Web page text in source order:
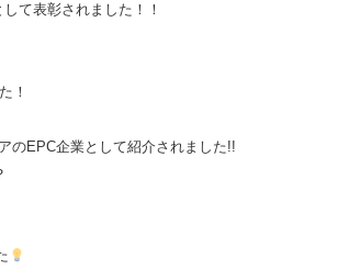
して表彰されました！！
！
のEPC企業として紹介されました!!